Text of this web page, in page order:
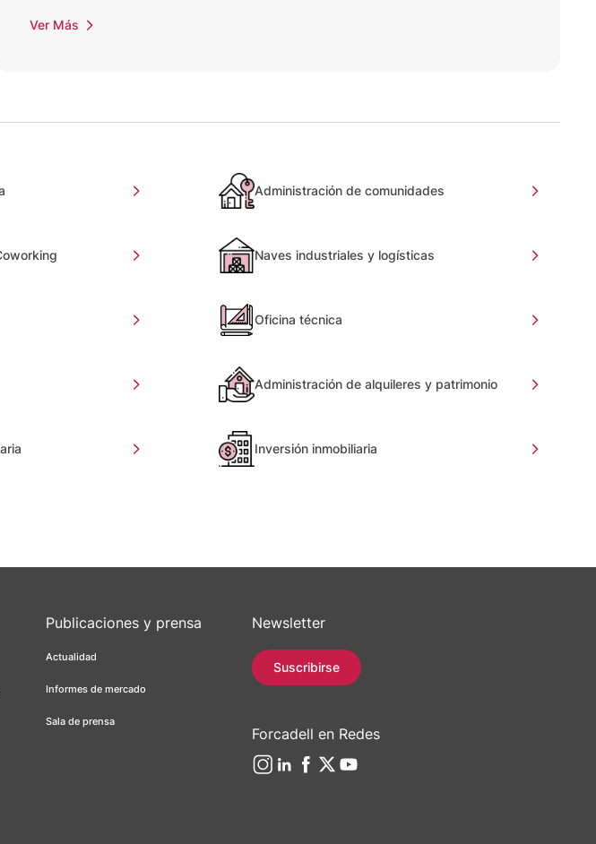
Ver Más
Administración de comunidades
Naves industriales y logísticas
Oficina técnica
Administración de alquileres y patrimonio
Inversión inmobiliaria
Publicaciones y prensa
Actualidad
Informes de mercado
Sala de prensa
Newsletter
Suscribirse
Forcadell en Redes